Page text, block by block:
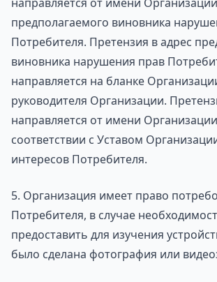
предполагаемого виновника
Потребителя. Претензия в адрес
виновника нарушения прав
направляется на бланке
руководителя Организации.
направляется от имени
соответствии с Уставом
интересов Потребителя.
5. Организация имеет право
Потребителя, в случае
предоставить для изучения
было сделана фотография или